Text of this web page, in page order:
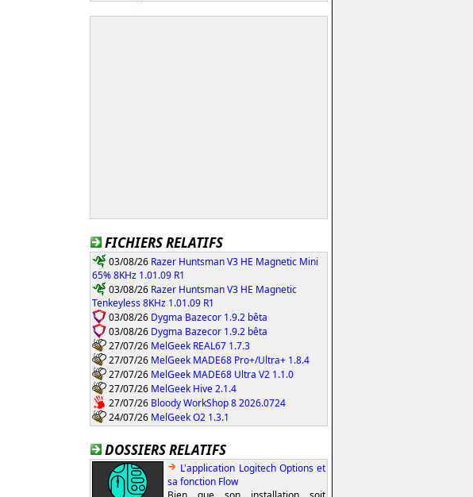
FICHIERS RELATIFS
03/08/26 Razer Huntsman V3 HE Magnetic Mini
65% 8KHz 1.01.09 R1
03/08/26 Razer Huntsman V3 HE Magnetic
Tenkeyless 8KHz 1.01.09 R1
03/08/26 Dygma Bazecor 1.9.2 bêta
03/08/26 Dygma Bazecor 1.9.2 bêta
27/07/26 MelGeek REAL67 1.7.3
27/07/26 MelGeek MADE68 Pro+/Ultra+ 1.8.4
27/07/26 MelGeek MADE68 Ultra V2 1.1.0
27/07/26 MelGeek Hive 2.1.4
27/07/26 Bloody WorkShop 8 2026.0724
24/07/26 MelGeek O2 1.3.1
DOSSIERS RELATIFS
L'application Logitech Options et
sa fonction Flow